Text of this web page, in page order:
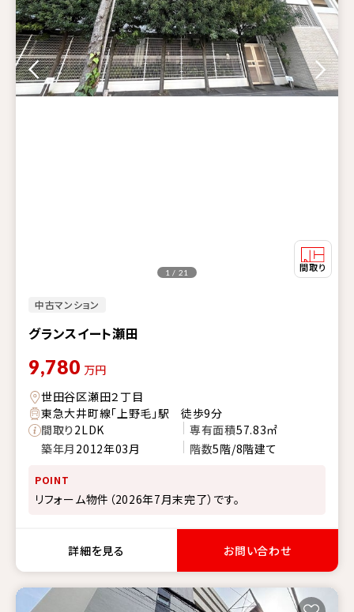
中古マンション
グランスイート瀬田
1 / 21
9,780 万円
世田谷区瀬田２丁目
東急大井町線「上野毛」駅 徒歩9分
間取り2LDK 専有面積57.83㎡
築年月 2012年03月 階数5階/8階建て
POINT
リフォーム物件（2026年7月末完了）です。
詳細を見る お問い合わせ